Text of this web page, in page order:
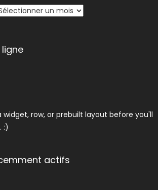
widget, row, or prebuilt layout before you'll
:)
actifs